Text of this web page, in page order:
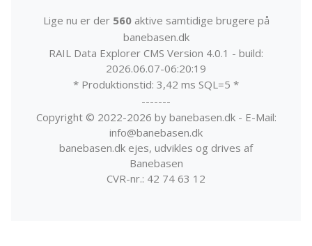
Lige nu er der 560aktive samtidige brugere på
banebasen.dk
RAIL Data Explorer CMS Version 4.0.1 - build:
2026.06.07-06:20:19
* Produktionstid: 3,42 ms SQL=5 *
-------
Copyright © 2022-2026 by banebasen.dk - E-Mail:
info@banebasen.dk
banebasen.dk ejes, udvikles og drives af
Banebasen
CVR-nr.: 42 74 63 12